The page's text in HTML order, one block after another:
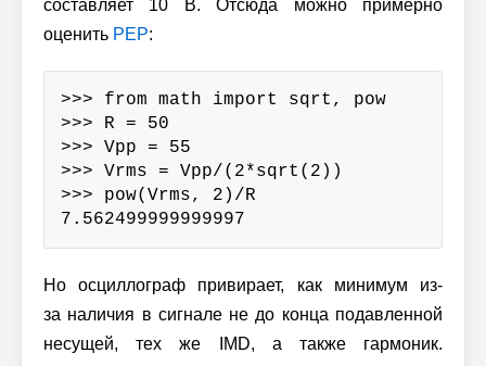
составляет 10 В. Отсюда можно примерно
оценить PEP:
>>> from math import sqrt, pow
>>> R = 50
>>> Vpp = 55
>>> Vrms = Vpp/(2*sqrt(2))
>>> pow(Vrms, 2)/R
7.562499999999997
Но осциллограф привирает, как минимум из-
за наличия в сигнале не до конца подавленной
несущей, тех же IMD, а также гармоник.